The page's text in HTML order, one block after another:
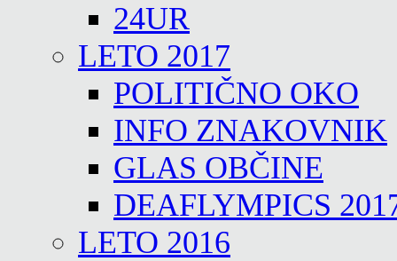
24UR
LETO 2017
POLITIČNO OKO
INFO ZNAKOVNIK
GLAS OBČINE
DEAFLYMPICS
LETO 2016